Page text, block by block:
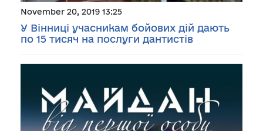
November 20, 2019 13:25
У Вінниці учасникам бойових дій дають
по 15 тисяч на послуги дантистів